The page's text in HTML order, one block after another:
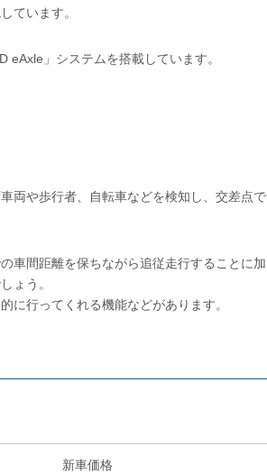
ています。
eAxle」システムを搭載しています。
両や歩行者、自転車などを検知し、交差点で
車間距離を保ちながら追従走行することに加
ょう。
に行ってくれる機能などがあります。
新車価格